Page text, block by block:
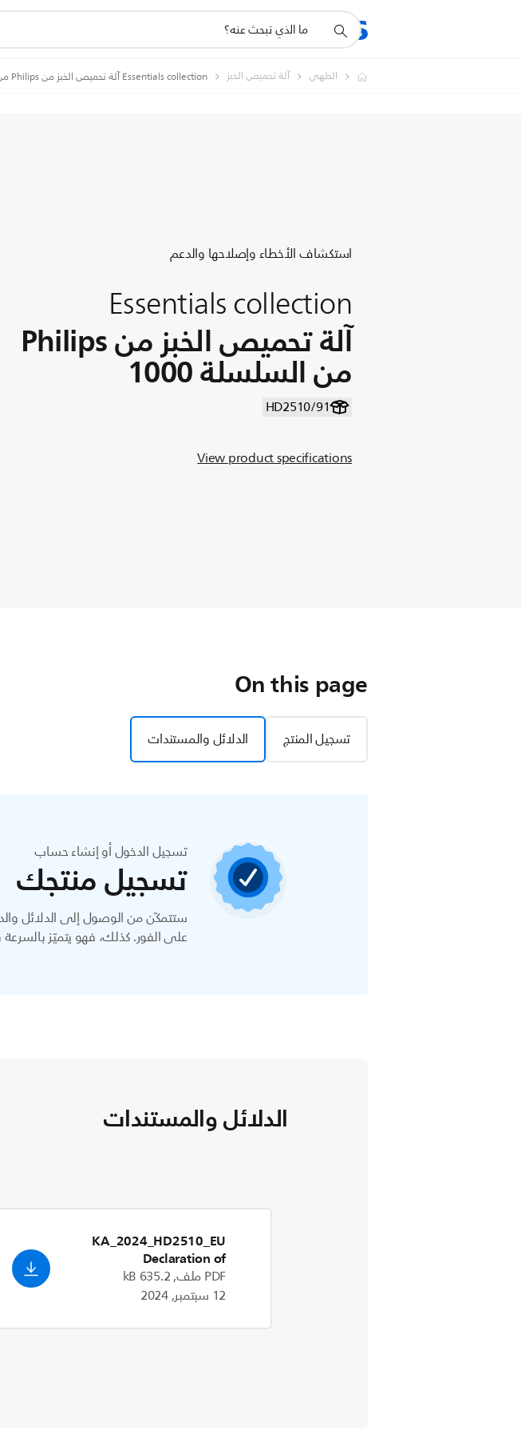
المنتجات
أيقونة
دعم
الطهي آلة تحميص الخبز Essentials collection آلة تحميص الخبز من Philips من السلسلة 1000
استكشاف الأخطاء وإصلاحها والدعم
Essentials collection
آلة تحميص الخبز من Philips
من السلسلة 1000
HD2510/91
View product specifications
On this page
تسجيل المنتج الدلائل والمستندات
تسجيل الدخول أو إنشاء حساب
تسجيل منتجك
ستتمكّن من الوصول إلى الدلائل
على الفور. كذلك، فهو يتميّز
الدلائل والمستندات
KA_2024_HD2510_EU
Declaration of
Conformity_en_GB
PDF ملف, 635.2 kB
12 سبتمبر, 2024